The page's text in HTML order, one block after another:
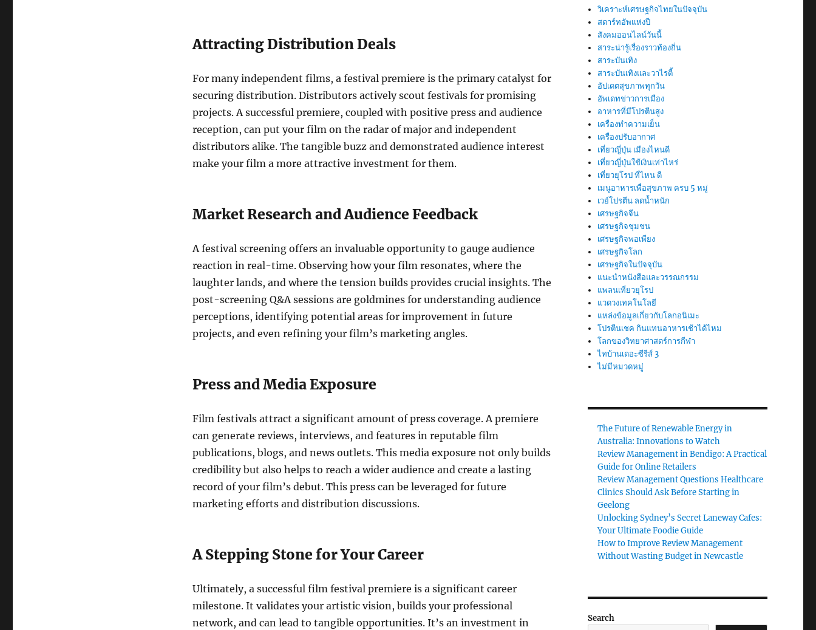
Attracting Distribution Deals
For many independent films, a festival premiere is the primary catalyst for
securing distribution. Distributors actively scout festivals for promising
projects. A successful premiere, coupled with positive press and audience
reception, can put your film on the radar of major and independent
distributors alike. The tangible buzz and demonstrated audience interest
make your film a more attractive investment for them.
Market Research and Audience Feedback
A festival screening offers an invaluable opportunity to gauge audience
reaction in real-time. Observing how your film resonates, where the
laughter lands, and where the tension builds provides crucial insights. The
post-screening Q&A sessions are goldmines for understanding audience
perceptions, identifying potential areas for improvement in future
projects, and even refining your film’s marketing angles.
Press and Media Exposure
Film festivals attract a significant amount of press coverage. A premiere
can generate reviews, interviews, and features in reputable film
publications, blogs, and news outlets. This media exposure not only builds
credibility but also helps to reach a wider audience and create a lasting
record of your film’s debut. This press can be leveraged for future
marketing efforts and distribution discussions.
A Stepping Stone for Your Career
Ultimately, a successful film festival premiere is a significant career
milestone. It validates your artistic vision, builds your professional
network, and can lead to tangible opportunities. It’s an investment in
วิเคราะห์เศรษฐกิจไทยในปัจจุบัน
สตาร์ทอัพแห่งปี
สังคมออนไลน์วันนี้
สาระน่ารู้เรื่องราวท้องถิ่น
สาระบันเทิง
สาระบันเทิงและวาไรตี้
อัปเดตสุขภาพทุกวัน
อัพเดทข่าวการเมือง
อาหารที่มีโปรตีนสูง
เครื่องทำความเย็น
เครื่องปรับอากาศ
เที่ยวญี่ปุ่น เมืองไหนดี
เที่ยวญี่ปุ่นใช้เงินเท่าไหร่
เที่ยวยุโรป ที่ไหน ดี
เมนูอาหารเพื่อสุขภาพ ครบ 5 หมู่
เวย์โปรตีน ลดน้ำหนัก
เศรษฐกิจจีน
เศรษฐกิจชุมชน
เศรษฐกิจพอเพียง
เศรษฐกิจโลก
เศรษฐกิจในปัจจุบัน
แนะนำหนังสือและวรรณกรรม
แพลนเที่ยวยุโรป
แวดวงเทคโนโลยี
แหล่งข้อมูลเกี่ยวกับโลกอนิเมะ
โปรตีนเชค กินแทนอาหารเช้าได้ไหม
โลกของวิทยาศาสตร์การกีฬา
ไทบ้านเดอะซีรีส์ 3
ไม่มีหมวดหมู่
The Future of Renewable Energy in
Australia: Innovations to Watch
Review Management in Bendigo: A Practical
Guide for Online Retailers
Review Management Questions Healthcare
Clinics Should Ask Before Starting in
Geelong
Unlocking Sydney’s Secret Laneway Cafes:
Your Ultimate Foodie Guide
How to Improve Review Management
Without Wasting Budget in Newcastle
Search